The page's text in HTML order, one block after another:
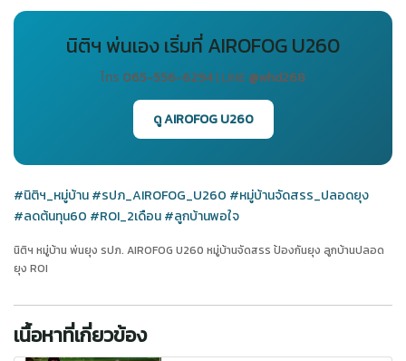
นิติฯ พ่นเอง เริ่มที่ AIROFOG U260
โทร 065-556-6294| LINE @whd268
ดู AIROFOG U260
#นิติฯ_หมู่บ้าน#รปภ_AIROFOG_U260 #หมู่บ้านจัดสรร_ปลอดยุง
#ลดต้นทุน60 #ROI_2เดือน#ลูกบ้านพอใจ
นิติฯ หมู่บ้าน พ่นยุง รปภ. AIROFOG U260 หมู่บ้านจัดสรร ป้องกันยุง ลูกบ้านปลอด
ยุง ROI
เนื้อหาที่เกี่ยวข้อง